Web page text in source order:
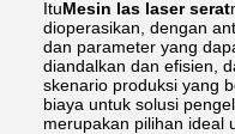
ItuMesin las laser serat
dioperasikan, dengan
dan parameter yang
diandalkan dan efisien,
skenario produksi yang
biaya untuk solusi
merupakan pilihan ideal